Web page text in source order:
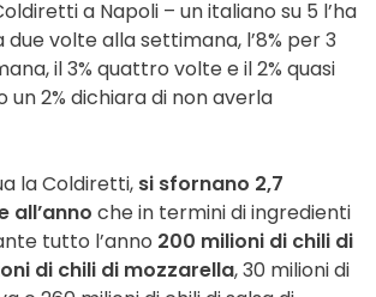
a Napoli – un italiano su 5 l’ha
volte alla settimana, l’8% per 3
il 3% quattro volte e il 2% quasi
un 2% dichiara di non averla
la Coldiretti, si sfornano 2,7
all’anno che in termini di ingredienti
tutto l’anno 200 milioni di chili di
di chili di mozzarella, 30 milioni di